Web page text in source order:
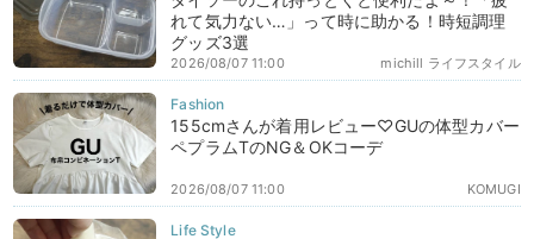
れて気力ない…」って時に助かる！時短調理
グッズ3選
michill ライフスタイル
2026/08/07 11:00
155cmさんが着用レビュー♡GUの体型カバー
ペプラムTのNG＆OKコーデ
KOMUGI
2026/08/07 11:00